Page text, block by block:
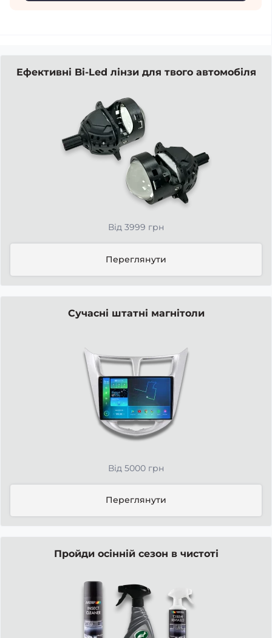
Ефективні Bi-Led лінзи для твого автомобіля
Від 3999 грн
Переглянути
Сучасні штатні магнітоли
Від 5000 грн
Переглянути
Пройди осінній сезон в чистоті